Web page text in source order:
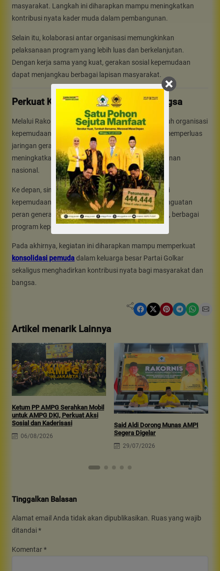
masyarakat. Langkah ini diharapkan mampu meningkatkan
kontribusi nyata kader muda dalam pembangunan.
Selain itu, kolaborasi antar organisasi memungkinkan
pelaksanaan program yang lebih luas dan berkelanjutan.
Dengan kerja sama yang kuat, gerakan sosial kepemudaan
dapat menjangkau berbagai lapisan masyarakat.
Perkuat Kontribusi Pemuda bagi Bangsa
Melalui Rakornis ini, Partai Golkar mendorong seluruh organisasi
kepemudaan untuk memperkuat kerja sama serta memperluas
jaringan gerakan sosial. Upaya tersebut bertujuan
meningkatkan kontribusi pemuda dalam pembangunan
nasional.
Ke depan, sinergi antara kader muda dan organisasi
kepemudaan akan menjadi fondasi penting bagi penguatan
peran generasi muda. Dengan koordinasi yang solid, berbagai
program kepemudaan dapat berjalan lebih efektif.
Pada akhirnya, kegiatan ini diharapkan mampu memperkuat
konsolidasi pemudadalam keluarga besar Partai Golkar
sekaligus menghadirkan kontribusi nyata bagi masyarakat dan
bangsa.
Share on Facebook Share on X Share on Pinterest Share on Telegram Share on WhatsApp Share on Email
Artikel menarik Lainnya
Ketum PP AMPG Serahkan Mobil
untuk AMPG DKI, Perkuat Aksi
Sosial dan Kaderisasi
06/08/2026
Said Aldi Dorong Munas AMPI
Segera Digelar
29/07/2026
Tinggalkan Balasan
Alamat email Anda tidak akan dipublikasikan. Ruas yang wajib
ditandai*
Komentar*